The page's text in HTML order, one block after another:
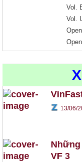
Vol.
Vol.
Open
13/06/
VF 3